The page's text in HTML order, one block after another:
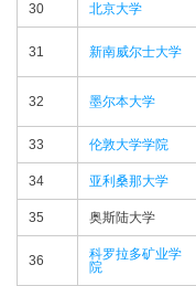
30 北京大学
31 新南威尔士大学
32 墨尔本大学
33 伦敦大学学院
34 亚利桑那大学
35 奥斯陆大学
36
科罗拉多矿业学
院